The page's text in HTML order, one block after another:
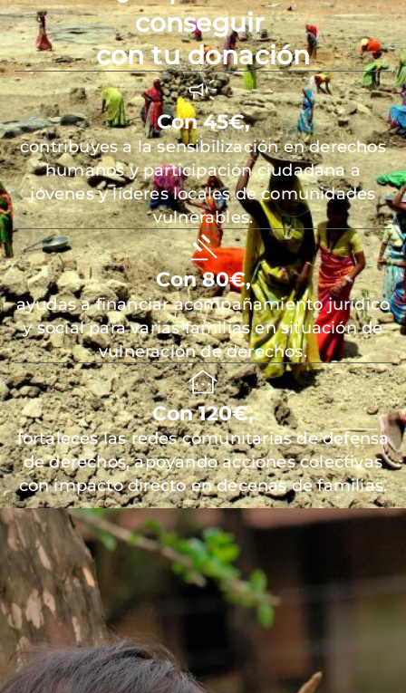
conseguir
con tu donación
Con 45€,
contribuyes a la sensibilización en derechos
humanos y participación ciudadana a
jóvenes y líderes locales de comunidades
vulnerables.
Con 80€,
ayudas a financiar acompañamiento jurídico
y social para varias familias en situación de
vulneración de derechos.
Con 120€,
fortaleces las redes comunitarias de defensa
de derechos, apoyando acciones colectivas
con impacto directo en decenas de familias.